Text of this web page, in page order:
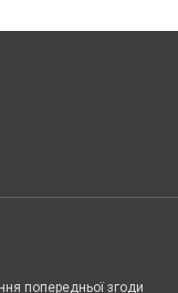
попередньої згоди